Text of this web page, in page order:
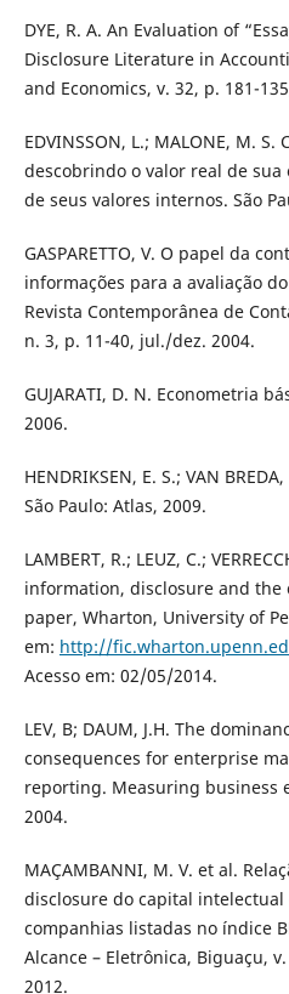
DYE, R. A. An Evaluation of
Disclosure Literature in
and Economics, v. 32, p. 181-
EDVINSSON, L.; MALONE, M.
descobrindo o valor real de
de seus valores internos. São
GASPARETTO, V. O papel da
informações para a avaliação
Revista Contemporânea de
n. 3, p. 11-40, jul./dez. 2004.
GUJARATI, D. N. Econometria
2006.
HENDRIKSEN, E. S.; VAN
São Paulo: Atlas, 2009.
LAMBERT, R.; LEUZ, C.;
information, disclosure and the
paper, Wharton, University of
em: http://
Acesso em: 02/05/2014.
LEV, B; DAUM, J.H. The
consequences for enterprise
reporting. Measuring business
2004.
MAÇAMBANNI, M. V. et al.
disclosure do capital intelectual
companhias listadas no índice
Alcance – Eletrônica, Biguaçu,
2012.